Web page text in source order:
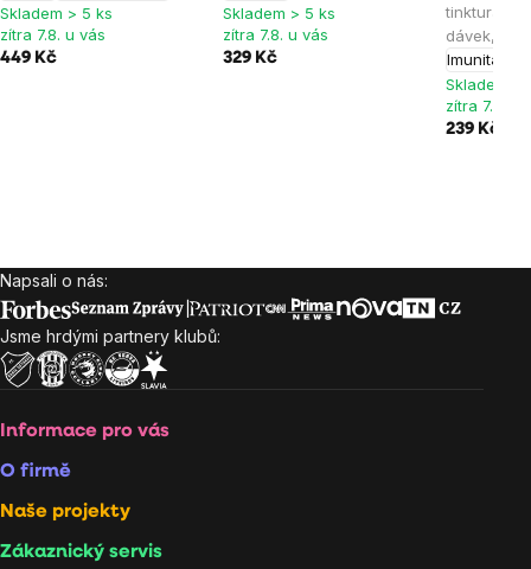
Skladem > 5 ks
zítra 7.8. u vás
449 Kč
Skladem > 5 ks
zítra 7.8. u vás
329 Kč
tinktura s
dávek,
Imunita
Skladem >
zítra 7.8. u
239 Kč
Zápatí
Napsali o nás:
Jsme hrdými partnery klubů:
Informace pro vás
O firmě
Naše projekty
Zákaznický servis